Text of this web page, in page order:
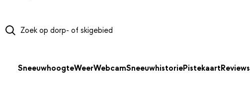
SneeuwhoogteWeerWebcamSneeuwhistoriePistekaartReviews